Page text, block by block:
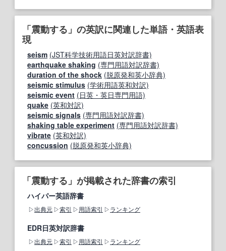
「震動する」の英訳に関連した単語・英語表
現
seism (JST科学技術用語日英対訳辞書)
earthquake shaking (専門用語対訳辞書)
duration of the shock (脱原発和英小辞典)
seismic stimulus (学術用語英和対訳)
seismic event (日英・英日専門用語)
quake (英和対訳)
seismic signals (専門用語対訳辞書)
shaking table experiment (専門用語対訳辞書)
vibrate (英和対訳)
concussion (脱原発和英小辞典)
「震動する」が掲載された辞書の索引
ハイパー英語辞書
出典元 索引 用語索引 ランキング
EDR日英対訳辞書
出典元 索引 用語索引 ランキング